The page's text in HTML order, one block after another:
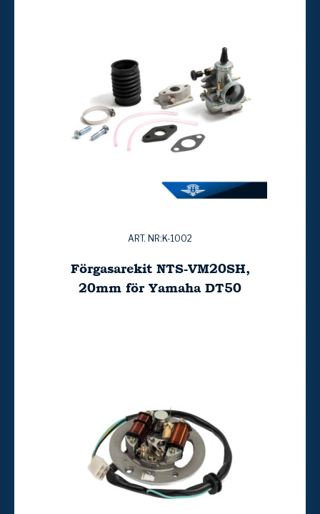
ART. NR:K-1002
Förgasarekit NTS-VM20SH,
20mm för Yamaha DT50